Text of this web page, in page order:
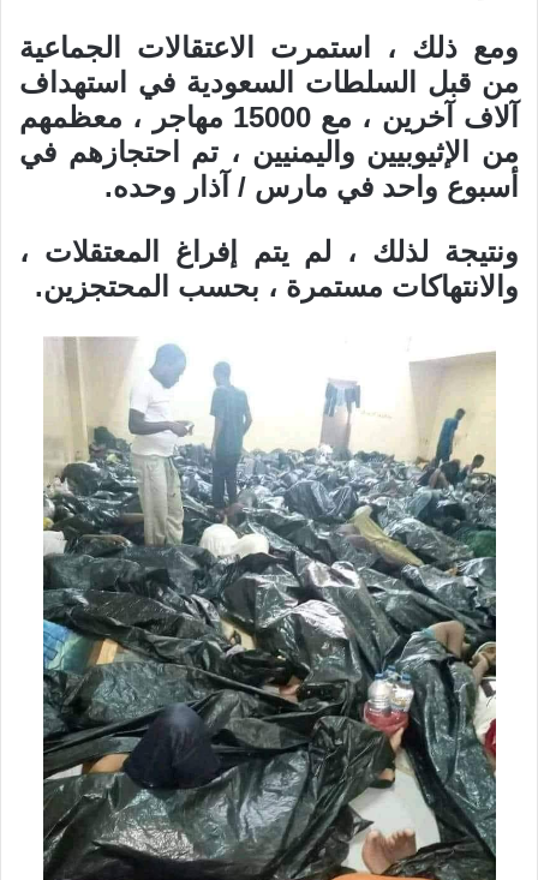
ومع ذلك ، استمرت الاعتقالات الجماعية
من قبل السلطات السعودية في استهداف
آلاف آخرين ، مع 15000 مهاجر ، معظمهم
من الإثيوبيين واليمنيين ، تم احتجازهم في
أسبوع واحد في مارس / آذار وحده.
ونتيجة لذلك ، لم يتم إفراغ المعتقلات ،
والانتهاكات مستمرة ، بحسب المحتجزين.